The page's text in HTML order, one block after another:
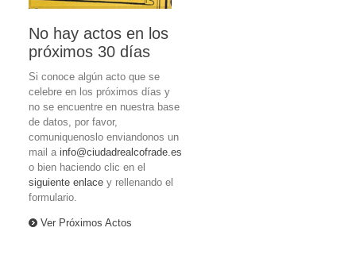
No hay actos en los
próximos 30 días
Si conoce algún acto que se
celebre en los próximos días y
no se encuentre en nuestra base
de datos, por favor,
comuniquenoslo enviandonos un
mail ainfo@ciudadrealcofrade.es
o bien haciendo clic en el
siguiente enlace y rellenando el
formulario.
Ver Próximos Actos